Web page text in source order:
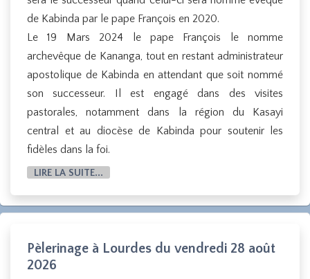
de Kabinda par le pape François en 2020.
Le 19 Mars 2024 le pape François le nomme
archevêque de Kananga, tout en restant administrateur
apostolique de Kabinda en attendant que soit nommé
son successeur. Il est engagé dans des visites
pastorales, notamment dans la région du Kasayi
central et au diocèse de Kabinda pour soutenir les
fidèles dans la foi.
LIRE LA SUITE...
Pèlerinage à Lourdes du vendredi 28 août
2026